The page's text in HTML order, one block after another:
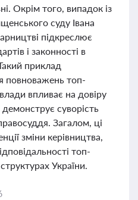
Окрім того, випадок із
суду Івана
підкреслює
і законності в
приклад
повноважень топ-
впливає на довіру
суворість
Загалом, ці
зміни керівництва,
топ-
України.